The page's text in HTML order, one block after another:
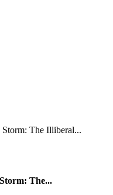
The Illiberal...
The...